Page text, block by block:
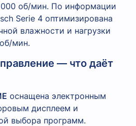
об/мин. По информации
Serie 4 оптимизирована
влажности и нагрузки
мин.
— что даёт
оснащена электронным
дисплеем и
выбора программ.